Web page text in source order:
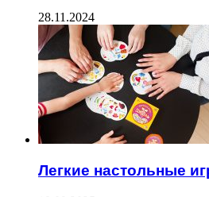
28.11.2024
Легкие настольные